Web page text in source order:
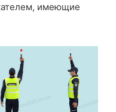
имеющие